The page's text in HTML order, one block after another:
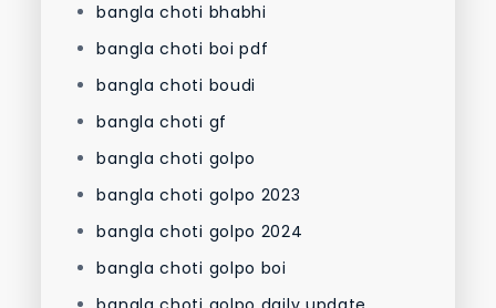
bangla choti bhabhi
bangla choti boi pdf
bangla choti boudi
bangla choti gf
bangla choti golpo
bangla choti golpo 2023
bangla choti golpo 2024
bangla choti golpo boi